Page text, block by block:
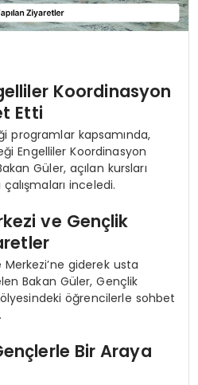
Koordinasyon
Etti
programlar kapsamında,
Engelliler Koordinasyon
Güler, açılan kursları
inceledi.
ve Gençlik
giderek usta
Bakan Güler, Gençlik
öğrencilerle sohbet
Bir Araya